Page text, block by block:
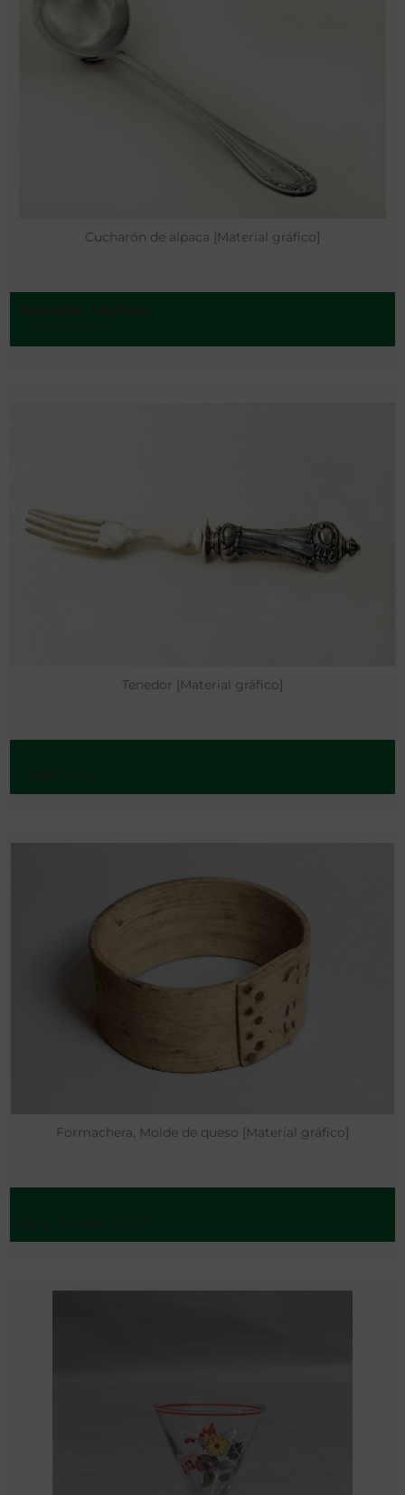
Cucharón de alpaca [Material gráfico]
Tenedor [Material gráfico]
Formachera, Molde de queso [Material gráfico]